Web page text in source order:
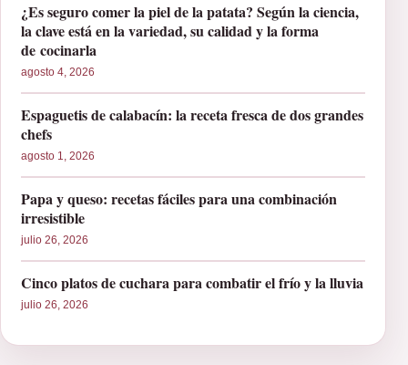
¿Es seguro comer la piel de la patata? Según la ciencia,
la clave está en la variedad, su calidad y la forma
de cocinarla
agosto 4, 2026
Espaguetis de calabacín: la receta fresca de dos grandes
chefs
agosto 1, 2026
Papa y queso: recetas fáciles para una combinación
irresistible
julio 26, 2026
Cinco platos de cuchara para combatir el frío y la lluvia
julio 26, 2026